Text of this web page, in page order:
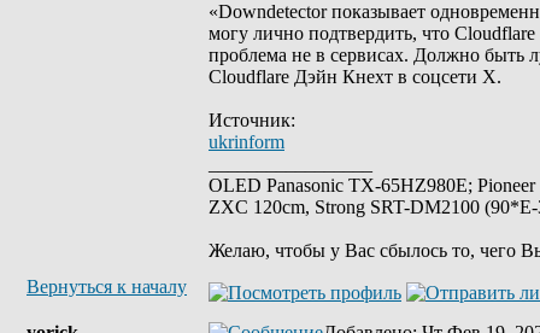
«Downdetector показывает
могу лично подтвердить, что
проблема не в сервисах. Должно быть
Cloudflare Дэйн Кнехт в соцсети Х.
Источник:
ukrinform
OLED Panasonic TX-65HZ980E;
ZXC 120cm, Strong SRT-DM2100
Желаю, чтобы у Вас сбылось то, чего
Вернуться к началу